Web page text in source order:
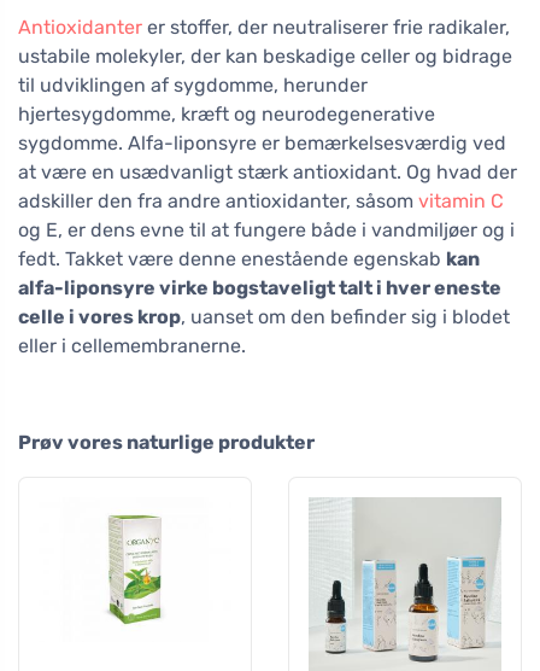
Antioxidanter er stoffer, der neutraliserer frie radikaler,
ustabile molekyler, der kan beskadige celler og bidrage
til udviklingen af sygdomme, herunder
hjertesygdomme, kræft og neurodegenerative
sygdomme. Alfa-liponsyre er bemærkelsesværdig ved
at være en usædvanligt stærk antioxidant. Og hvad der
adskiller den fra andre antioxidanter, såsom vitamin C
og E, er dens evne til at fungere både i vandmiljøer og i
fedt. Takket være denne enestående egenskab kan
alfa-liponsyre virke bogstaveligt talt i hver eneste
celle i vores krop, uanset om den befinder sig i blodet
eller i cellemembranerne.
Prøv vores naturlige produkter